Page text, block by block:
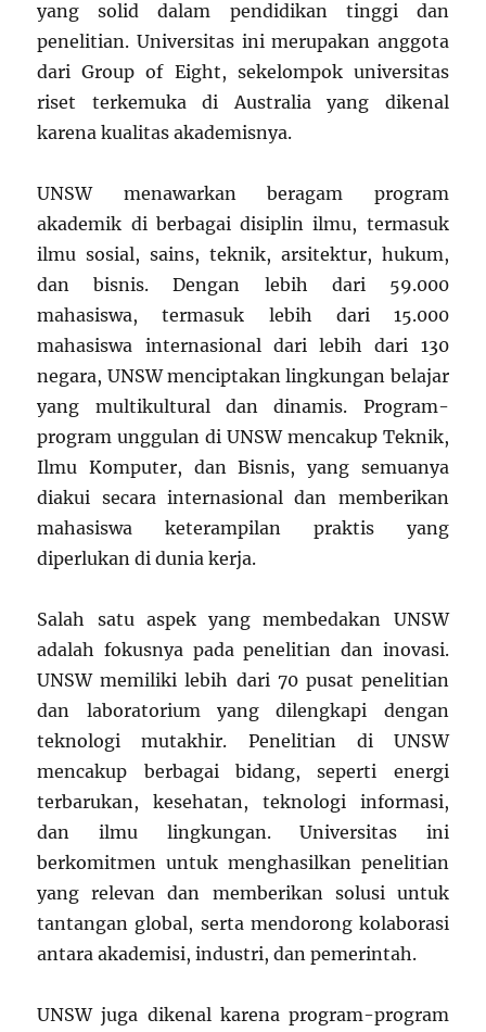
yang solid dalam pendidikan tinggi dan
penelitian. Universitas ini merupakan anggota
dari Group of Eight, sekelompok universitas
riset terkemuka di Australia yang dikenal
karena kualitas akademisnya.
UNSW menawarkan beragam program
akademik di berbagai disiplin ilmu, termasuk
ilmu sosial, sains, teknik, arsitektur, hukum,
dan bisnis. Dengan lebih dari 59.000
mahasiswa, termasuk lebih dari 15.000
mahasiswa internasional dari lebih dari 130
negara, UNSW menciptakan lingkungan belajar
yang multikultural dan dinamis. Program-
program unggulan di UNSW mencakup Teknik,
Ilmu Komputer, dan Bisnis, yang semuanya
diakui secara internasional dan memberikan
mahasiswa keterampilan praktis yang
diperlukan di dunia kerja.
Salah satu aspek yang membedakan UNSW
adalah fokusnya pada penelitian dan inovasi.
UNSW memiliki lebih dari 70 pusat penelitian
dan laboratorium yang dilengkapi dengan
teknologi mutakhir. Penelitian di UNSW
mencakup berbagai bidang, seperti energi
terbarukan, kesehatan, teknologi informasi,
dan ilmu lingkungan. Universitas ini
berkomitmen untuk menghasilkan penelitian
yang relevan dan memberikan solusi untuk
tantangan global, serta mendorong kolaborasi
antara akademisi, industri, dan pemerintah.
UNSW juga dikenal karena program-program